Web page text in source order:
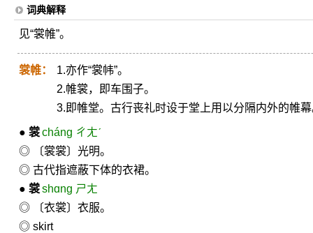
词典解释
见“裳帷”。
裳帷：
1.亦作“裳帏”。
2.帷裳，即车围子。
3.即帷堂。古行丧礼时设于堂上用以分隔内外的帷
● 裳cháng ㄔㄤˊ
◎ 〔裳裳〕光明。
◎ 古代指遮蔽下体的衣裙。
● 裳shɑng ㄕㄤ
◎ 〔衣裳〕衣服。
◎ skirt